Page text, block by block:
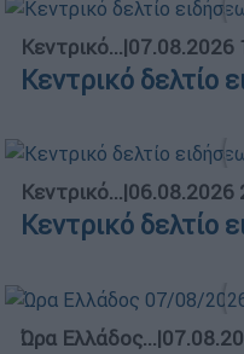
Κεντρικό...|07.08.2026
Κεντρικό δελτίο
Κεντρικό...|06.08.2026
Κεντρικό δελτίο
Ώρα Ελλάδος...|